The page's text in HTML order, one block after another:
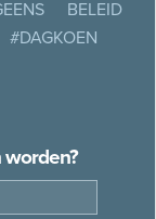
BELEID
#DAGKOEN